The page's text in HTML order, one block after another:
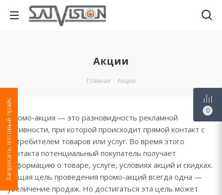
Акции
Главная - Акции
Промо-акция — это разновидность рекламной
активности, при которой происходит прямой контакт с
потребителем товаров или услуг. Во время этого
контакта потенциальный покупатель получает
информацию о товаре, услуге, условиях акций и скидках.
Общая цель проведения промо-акций всегда одна —
увеличение продаж. Но достигаться эта цель может
Запросить оптовый прайс 0